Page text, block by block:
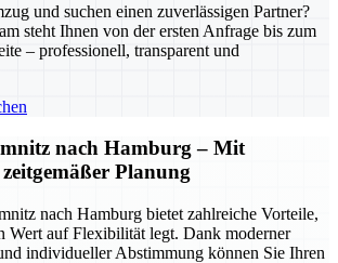
und suchen einen zuverlässigen Partner?
steht Ihnen von der ersten Anfrage bis zum
– professionell, transparent und
nach Hamburg – Mit
Planung
nach Hamburg bietet zahlreiche Vorteile,
Wert auf Flexibilität legt. Dank moderner
individueller Abstimmung können Sie Ihren